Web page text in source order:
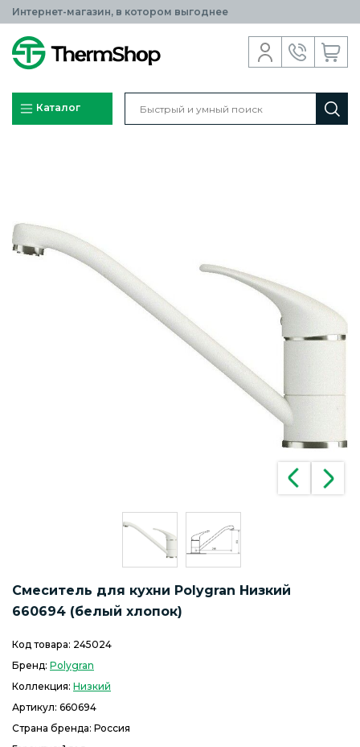
Интернет-магазин, в котором выгоднее
Каталог
Смеситель для кухни Polygran Низкий
660694 (белый хлопок)
Код товара: 245024
Бренд: Polygran
Коллекция: Низкий
Артикул: 660694
Страна бренда: Россия